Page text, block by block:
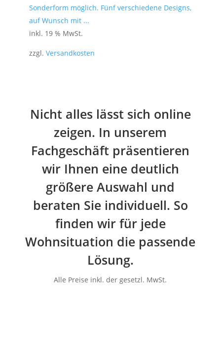
Sonderform möglich. Fünf verschiedene Designs,
auf Wunsch mit ...
inkl. 19 % MwSt.
zzgl. Versandkosten
Nicht alles lässt sich online
zeigen. In unserem
Fachgeschäft präsentieren
wir Ihnen eine deutlich
größere Auswahl und
beraten Sie individuell. So
finden wir für jede
Wohnsituation die passende
Lösung.
Alle Preise inkl. der gesetzl. MwSt.